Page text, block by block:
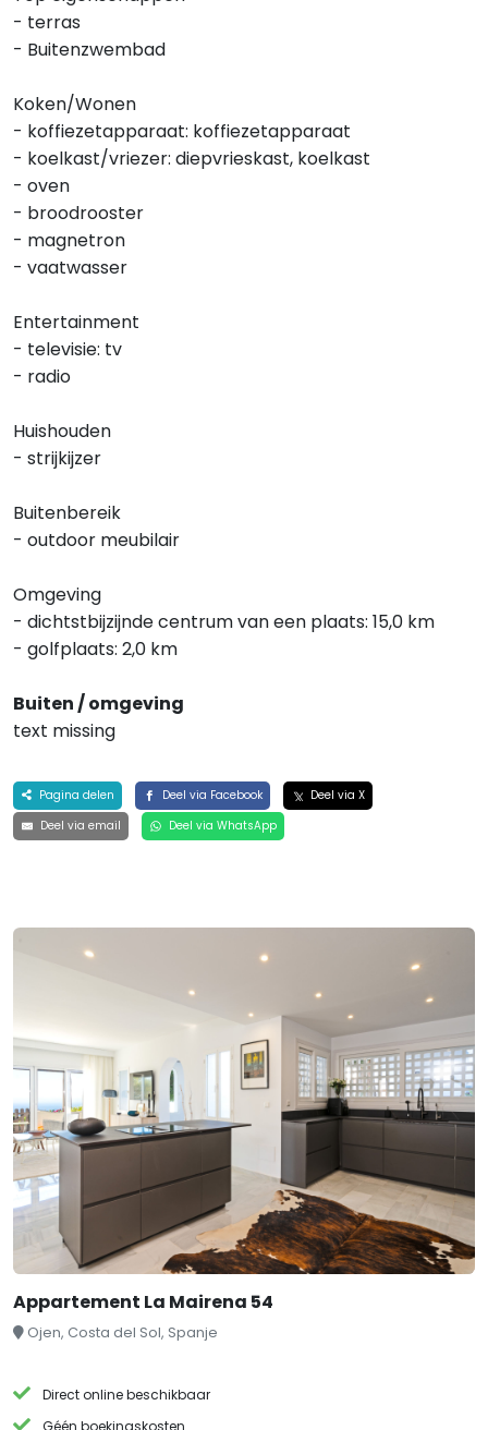
- terras
- Buitenzwembad
Koken/Wonen
- koffiezetapparaat: koffiezetapparaat
- koelkast/vriezer: diepvrieskast, koelkast
- oven
- broodrooster
- magnetron
- vaatwasser
Entertainment
- televisie: tv
- radio
Huishouden
- strijkijzer
Buitenbereik
- outdoor meubilair
Omgeving
- dichtstbijzijnde centrum van een plaats: 15,0 km
- golfplaats: 2,0 km
Buiten / omgeving
text missing
Pagina delen Deel via Facebook
Deel via X
Deel via email
Deel via WhatsApp
Appartement La Mairena 54
Ojen, Costa del Sol, Spanje
Direct online beschikbaar
Géén boekingskosten